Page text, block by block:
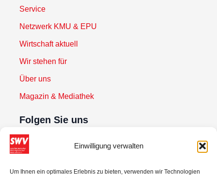
Einwilligung verwalten
Um Ihnen ein optimales Erlebnis zu bieten, verwenden wir Technologien
Service
Netzwerk KMU & EPU
Wirtschaft aktuell
Wir stehen für
Über uns
Magazin & Mediathek
Folgen Sie uns
Newsletter abonnieren